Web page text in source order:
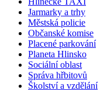
Jarmarky a trhy
Městská policie
Občanské komise
Placené parkování
Planeta Hlinsko
Sociální oblast
Správa hřbitovů
Školství a vzdělání